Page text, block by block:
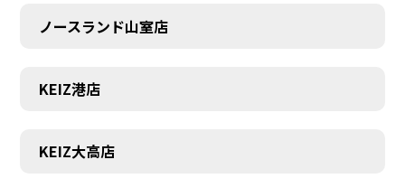
ノースランド山室店
KEIZ港店
KEIZ大高店